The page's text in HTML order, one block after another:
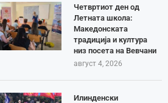
Четвртиот ден од
Летната школа:
Македонската
традиција и култура
низ посета на Вевчани
август 4, 2026
Илинденски